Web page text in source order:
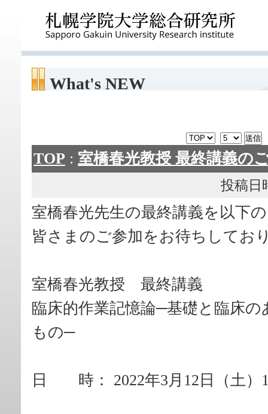
What's NEW
TOP : 室橋春光教授 最終講義の
投稿日
室橋春光先生の最終講義を以下
皆さまのご参加をお待ちしてお
室橋春光教授 最終講義
臨床的作業記憶論─基礎と臨床
もの─
日 時： 2022年3月12日（土）